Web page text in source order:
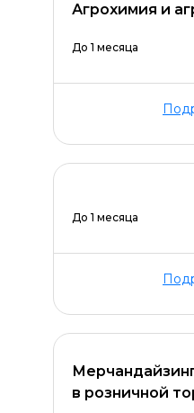
Агрохимия и
До 1 месяца
До 1 месяца
в розничной